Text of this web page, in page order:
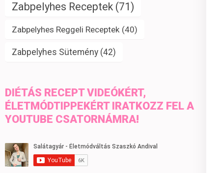
Zabpelyhes Receptek (71)
Zabpelyhes Reggeli Receptek (40)
Zabpelyhes Sütemény (42)
DIÉTÁS RECEPT VIDEÓKÉRT,
ÉLETMÓDTIPPEKÉRT IRATKOZZ FEL A
YOUTUBE CSATORNÁMRA!